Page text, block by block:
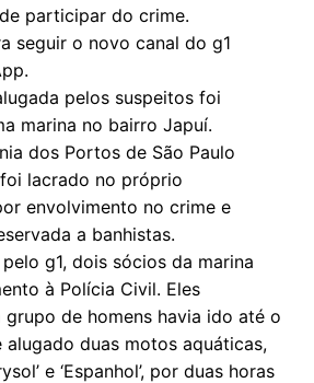
participar do crime.
seguir o novo canal do g1
pelos suspeitos foi
marina no bairro Japuí.
dos Portos de São Paulo
lacrado no próprio
envolvimento no crime e
a banhistas.
g1, dois sócios da marina
à Polícia Civil. Eles
grupo de homens havia ido até o
alugado duas motos aquáticas,
e ‘Espanhol’, por duas horas